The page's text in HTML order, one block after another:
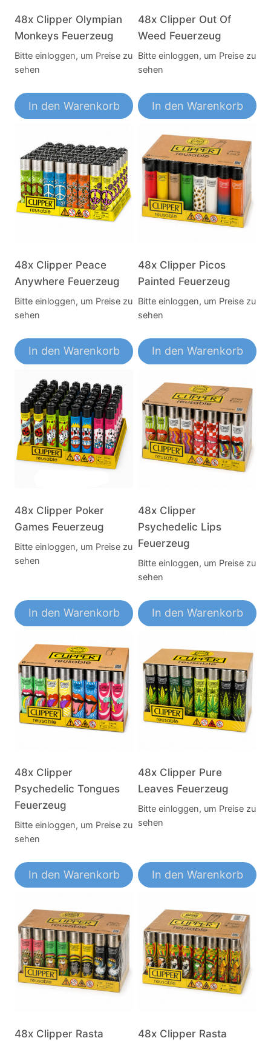
48x Clipper Olympian
Monkeys Feuerzeug
Bitte einloggen, um Preise zu
sehen
In den Warenkorb
48x Clipper Out Of
Weed Feuerzeug
Bitte einloggen, um Preise zu
sehen
In den Warenkorb
48x Clipper Peace
Anywhere Feuerzeug
Bitte einloggen, um Preise zu
sehen
In den Warenkorb
48x Clipper Picos
Painted Feuerzeug
Bitte einloggen, um Preise zu
sehen
In den Warenkorb
48x Clipper Poker
Games Feuerzeug
Bitte einloggen, um Preise zu
sehen
In den Warenkorb
48x Clipper
Psychedelic Lips
Feuerzeug
Bitte einloggen, um Preise zu
sehen
In den Warenkorb
48x Clipper
Psychedelic Tongues
Feuerzeug
Bitte einloggen, um Preise zu
sehen
In den Warenkorb
48x Clipper Pure
Leaves Feuerzeug
Bitte einloggen, um Preise zu
sehen
In den Warenkorb
48x Clipper Rasta
48x Clipper Rasta